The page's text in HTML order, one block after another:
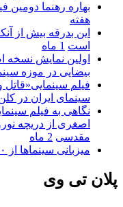
بهاره رهنما دومین
هفته
این بدرقه بیش از
است 1 ماه
اولین نمایش
بیضایی در موزه
فیلم
سینمای ایران در
نگاهی به فیلم
اصغری از دریچه
مقدسی 2 ماه
میزبانی سینماها از ۳۰۰ هزار مخاطب در هفته گذشته
پلان تی وی